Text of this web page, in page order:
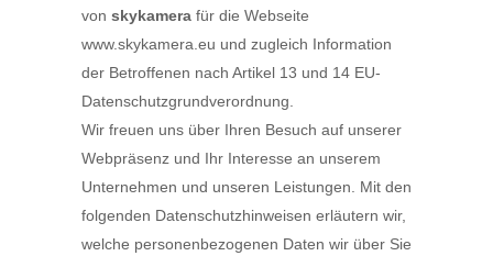
von skykamera für die Webseite
www.skykamera.eu und zugleich Information
der Betroffenen nach Artikel 13 und 14 EU-
Datenschutzgrundverordnung.
Wir freuen uns über Ihren Besuch auf unserer
Webpräsenz und Ihr Interesse an unserem
Unternehmen und unseren Leistungen. Mit den
folgenden Datenschutzhinweisen erläutern wir,
welche personenbezogenen Daten wir über Sie